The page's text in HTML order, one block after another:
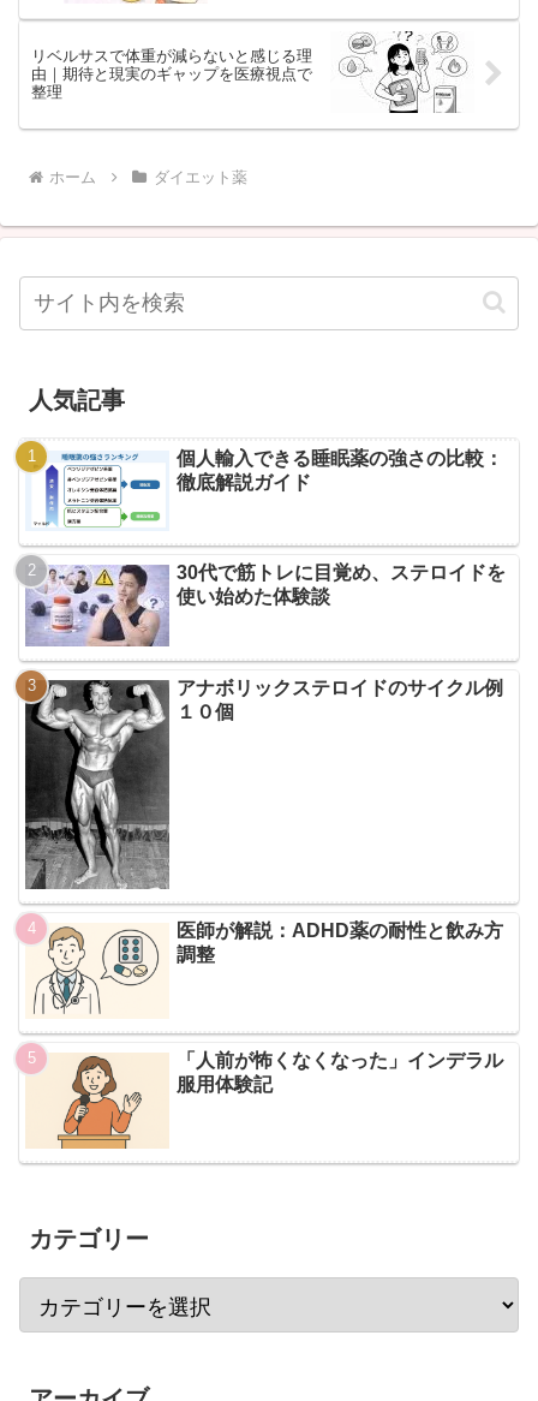
リベルサスで体重が減らないと感じる理
由｜期待と現実のギャップを医療視点で
整理
ホーム ダイエット薬
人気記事
個人輸入できる睡眠薬の強さの比較：
徹底解説ガイド
30代で筋トレに目覚め、ステロイドを
使い始めた体験談
アナボリックステロイドのサイクル例
１０個
医師が解説：ADHD薬の耐性と飲み方
調整
「人前が怖くなくなった」インデラル
服用体験記
カテゴリー